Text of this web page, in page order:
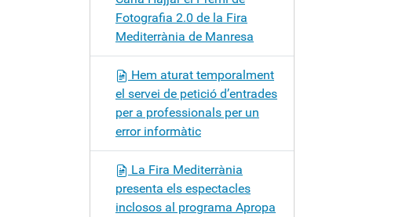
Fotografia 2.0 de la Fira
Mediterrània de Manresa
Hem aturat temporalment
el servei de petició d’entrades
per a professionals per un
error informàtic
La Fira Mediterrània
presenta els espectacles
inclosos al programa Apropa